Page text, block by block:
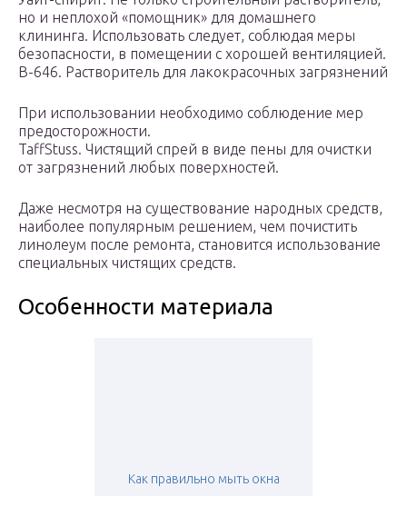
но и неплохой «помощник» для домашнего
клининга. Использовать следует, соблюдая меры
безопасности, в помещении с хорошей вентиляцией.
В-646. Растворитель для лакокрасочных загрязнений
При использовании необходимо соблюдение мер
предосторожности.
TaffStuss. Чистящий спрей в виде пены для очистки
от загрязнений любых поверхностей.
Даже несмотря на существование народных средств,
наиболее популярным решением, чем почистить
линолеум после ремонта, становится использование
специальных чистящих средств.
Особенности материала
Как правильно мыть окна